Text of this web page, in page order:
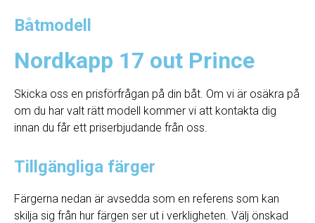
Båtmodell
Nordkapp 17 out Prince
Skicka oss en prisförfrågan på din båt. Om vi ​​är osäkra på
om du har valt rätt modell kommer vi att kontakta dig
innan du får ett priserbjudande från oss.
Tillgängliga färger
Färgerna nedan är avsedda som en referens som kan
skilja sig från hur färgen ser ut i verkligheten. Välj önskad